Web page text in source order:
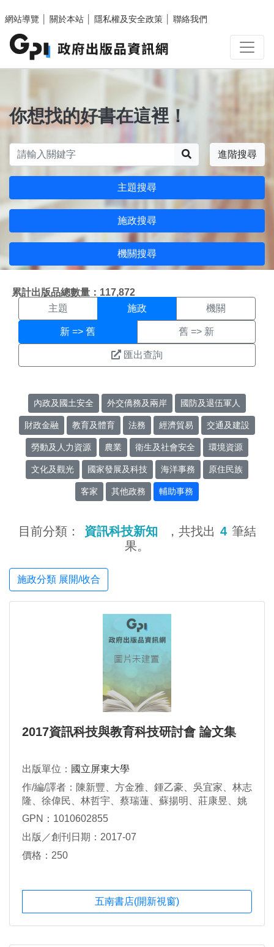
網站導覽
關於本站 隱私權及安全政策 聯絡我們
你想找的好書在這裡！
進階搜尋
主題搜尋
施政搜尋
機關搜尋
累計出版品總數量：117,872
施政搜尋結果頁面
主題 施政 機關
新 => 舊 舊 => 新
匯出查詢
內政及國土安全 外交僑務及兩岸 國防及退伍軍人
財政金融 教育及體育 法務 經濟貿易 交通及建設
勞動及人力資源 農業 衛生及社會安全 環境資源
文化及觀光 國家發展及科技 海洋事務 原住民族
客家 其他政務 輔助事務
目前分類： 資訊科技新知 ，共找出 4 筆結
果。
施政分類 展開/收合
2017資訊科技與教育科技研討會 論文集
出版單位： 國立屏東大學
作/編/譯者：陳新豐、方金雅、鍾乙豪、吳宜家、林志
隆、徐偉民、林哲宇、蔡瑞蓮、蘇揚明、莊康昱、姚
村雄、廖坤鴻、湯維玲、蔡進聰、洪瑞陽、翁麒耀、
緯、王朱福、黃禹崇、沈彥宇、林宜廷、施釗德、劉
浩銘、王振倫、龔又霆、黃俊涵、王隆仁、羅家倫、
音卉、黃哲偉、饒城芳、韓欽銓、白筠睿、賴又瑋、
鄧進宏、黃樹乾、楊秉豐、王敏勇、陳冠蓁、劉進
GPN：1010602855
出版／創刊日期：2017-07
價格：250
五南書店(開新視窗)